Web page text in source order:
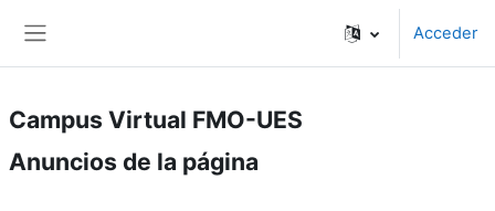
Acceder
Campus Virtual FMO-UES
Anuncios de la página